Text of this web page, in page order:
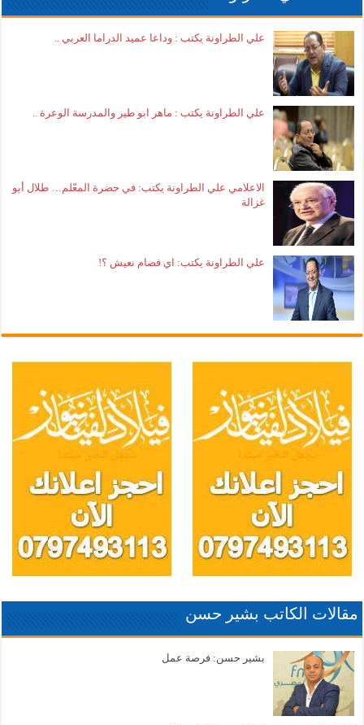
علي الطراونة يكتب : وداعا عميد الدراما العربي ..
علي الطراونة يكتب : ماهر ابو طير والمدرسة الوعرة ..
الاعلامي علي الطراونة يكتب: في حضرة المعّلم… طلال أبو
غزالة
علي الطراونة يكتب: اي فصام نعيش ؟!
مقالات الكاتب بشير حسن
بشير حسن: فرصة عمل